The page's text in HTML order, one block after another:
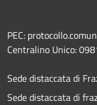
PEC:
Centralino Unico:
Sede distaccata di
Sede distaccata di